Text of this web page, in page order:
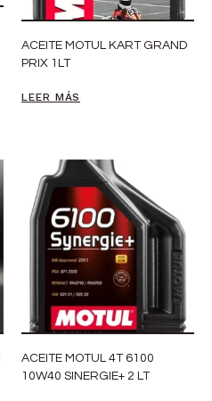
ACEITE MOTUL KART GRAND
PRIX 1LT
LEER MÁS
ACEITE MOTUL 4T 6100
10W40 SINERGIE+ 2 LT